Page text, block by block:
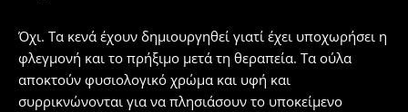
Όχι. Τα κενά έχουν δημιουργηθεί γιατί έχει υποχωρήσει η
φλεγμονή και το πρήξιμο μετά τη θεραπεία. Τα ούλα
αποκτούν φυσιολογικό χρώμα και υφή και
συρρικνώνονται για να πλησιάσουν το υποκείμενο